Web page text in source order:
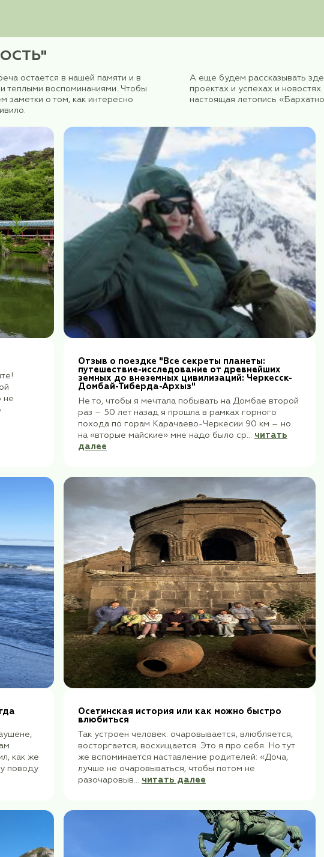
и встреча остается в нашей памяти и в
и теплыми воспоминаниями. Чтобы
мы пишем заметки о том, как интересно
и удивило.
А еще
Северной
Домбай-Тиберда-Архыз"
Не то, чтобы я мечтала
раз – 50 лет назад я прошла в
похода по горам Карачаево-
на «вторые майские» мне надо
далее